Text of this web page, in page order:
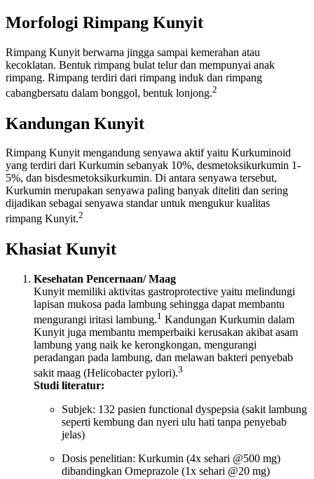
Morfologi Rimpang Kunyit
Rimpang Kunyit berwarna jingga sampai kemerahan atau
kecoklatan. Bentuk rimpang bulat telur dan mempunyai anak
rimpang. Rimpang terdiri dari rimpang induk dan rimpang
cabangbersatu dalam bonggol, bentuk lonjong.2
Kandungan Kunyit
Rimpang Kunyit mengandung senyawa aktif yaitu Kurkuminoid
yang terdiri dari Kurkumin sebanyak 10%, desmetoksikurkumin 1-
5%, dan bisdesmetoksikurkumin. Di antara senyawa tersebut,
Kurkumin merupakan senyawa paling banyak diteliti dan sering
dijadikan sebagai senyawa standar untuk mengukur kualitas
rimpang Kunyit.2
Khasiat Kunyit
Kesehatan Pencernaan/ Maag
Kunyit memiliki aktivitas gastroprotective yaitu melindungi
lapisan mukosa pada lambung sehingga dapat membantu
mengurangi iritasi lambung.1 Kandungan Kurkumin dalam
Kunyit juga membantu memperbaiki kerusakan akibat asam
lambung yang naik ke kerongkongan, mengurangi
peradangan pada lambung, dan melawan bakteri penyebab
sakit maag (Helicobacter pylori).3
Studi literatur:
Subjek: 132 pasien functional dyspepsia (sakit lambung
seperti kembung dan nyeri ulu hati tanpa penyebab
jelas)
Dosis penelitian: Kurkumin (4x sehari @500 mg)
dibandingkan Omeprazole (1x sehari @20 mg)